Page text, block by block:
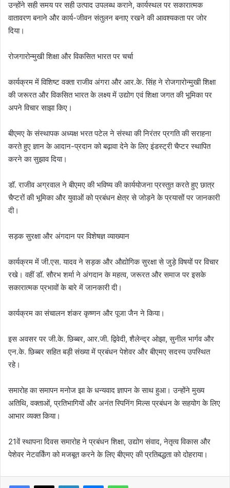
उन्होंने सही समय पर सही उत्पाद उपलब्ध कराने, कार्यस्थल पर सकारात्मक
वातावरण बनाने और कार्य-जीवन संतुलन बनाए रखने की आवश्यकता पर जोर
दिया।
रोजगारोन्मुखी शिक्षा और विकसित भारत पर चर्चा
कार्यक्रम में विशिष्ट वक्ता राजीव अंगरा और आर.के. सिंह ने रोजगारोन्मुखी शिक्षा
की जरूरत और विकसित भारत के लक्ष्य में उद्योग एवं शिक्षा जगत की भूमिका पर
अपने विचार साझा किए।
बीएमए के संस्थापक अध्यक्ष भरत पटेल ने संस्था की निरंतर प्रगति की सराहना
करते हुए ज्ञान के आदान-प्रदान को बढ़ावा देने के लिए इंडस्ट्री चैप्टर स्थापित
करने का सुझाव दिया।
डॉ. राजीव अग्रवाल ने बीएमए की भविष्य की कार्ययोजना प्रस्तुत करते हुए छात्र
चैप्टरों की भूमिका और युवाओं को प्रबंधन क्षेत्र से जोड़ने के प्रयासों पर जानकारी
दी।
सड़क सुरक्षा और अंगदान पर विशेषज्ञ व्याख्यान
कार्यक्रम में जी.एस. यादव ने सड़क और औद्योगिक सुरक्षा से जुड़े विषयों पर विचार
रखे। वहीं डॉ. सौरभ शर्मा ने अंगदान के महत्व, जरूरत और समाज पर इसके
सकारात्मक प्रभावों के बारे में जानकारी दी।
कार्यक्रम का संचालन शंकर कृष्णन और पूजा जैन ने किया।
इस अवसर पर जी.के. छिब्बर, आर.जी. द्विवेदी, शैलेन्द्र ओझा, सुनील भार्गव और
एन.के. छिब्बर सहित बड़ी संख्या में प्रबंधन पेशेवर और बीएमए सदस्य उपस्थित
रहे।
समारोह का समापन मनोज झा के धन्यवाद ज्ञापन के साथ हुआ। उन्होंने मुख्य
अतिथि, वक्ताओं, प्रतिभागियों और अनंत स्पिनिंग मिल्स प्रबंधन के सहयोग के लिए
आभार व्यक्त किया।
21वें स्थापना दिवस समारोह ने प्रबंधन शिक्षा, उद्योग संवाद, नेतृत्व विकास और
पेशेवर नेटवर्किंग को मजबूत करने के लिए बीएमए की प्रतिबद्धता को दोहराया।
LinkedInMessengerWhatsApp